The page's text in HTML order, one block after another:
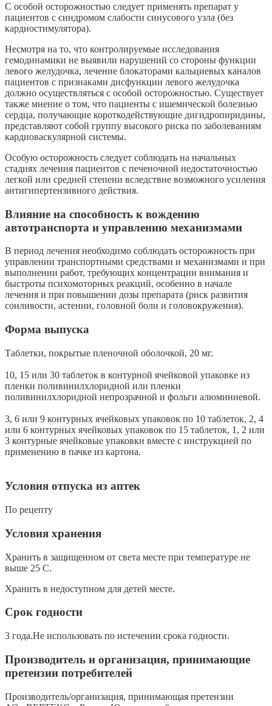
С особой осторожностью следует применять препарат у
пациентов с синдромом слабости синусового узла (без
кардиостимулятора).
Несмотря на то, что контролируемые исследования
гемодинамики не выявили нарушений со стороны функции
левого желудочка, лечение блокаторами кальциевых каналов
пациентов с признаками дисфункции левого желудочка
должно осуществляться с особой осторожностью. Существует
также мнение о том, что пациенты с ишемической болезнью
сердца, получающие короткодействующие дигидропиридины,
представляют собой группу высокого риска по заболеваниям
кардиоваскулярной системы.
Особую осторожность следует соблюдать на начальных
стадиях лечения пациентов с печеночной недостаточностью
легкой или средней степени вследствие возможного усиления
антигипертензивного действия.
Влияние на способность к вождению
автотранспорта и управлению механизмами
В период лечения необходимо соблюдать осторожность при
управлении транспортными средствами и механизмами и при
выполнении работ, требующих концентрации внимания и
быстроты психомоторных реакций, особенно в начале
лечения и при повышении дозы препарата (риск развития
сонливости, астении, головной боли и головокружения).
Форма выпуска
Таблетки, покрытые пленочной оболочкой, 20 мг.
10, 15 или 30 таблеток в контурной ячейковой упаковке из
пленки поливинилхлоридной или пленки
поливинилхлоридной непрозрачной и фольги алюминиевой.
3, 6 или 9 контурных ячейковых упаковок по 10 таблеток, 2, 4
или 6 контурных ячейковых упаковок по 15 таблеток, 1, 2 или
3 контурные ячейковые упаковки вместе с инструкцией по
применению в пачке из картона.
Условия отпуска из аптек
По рецепту
Условия хранения
Хранить в защищенном от света месте при температуре не
выше 25 С.
Хранить в недоступном для детей месте.
Срок годности
3 года.Не использовать по истечении срока годности.
Производитель и организация, принимающие
претензии потребителей
Производитель/организация, принимающая претензии